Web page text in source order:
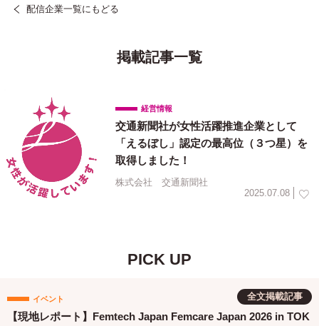
配信企業一覧にもどる
掲載記事一覧
経営情報
交通新聞社が女性活躍推進企業として
「えるぼし」認定の最高位（３つ星）を
取得しました！
株式会社 交通新聞社
2025.07.08
PICK UP
全文掲載記事
イベント
【現地レポート】Femtech Japan Femcare Japan 2026 in TOK